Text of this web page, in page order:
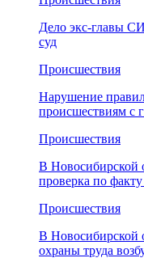
Дело экс-главы
суд
Происшествия
Нарушение
происшествиям с
Происшествия
В Новосибирской
проверка по
Происшествия
В Новосибирской
охраны труда